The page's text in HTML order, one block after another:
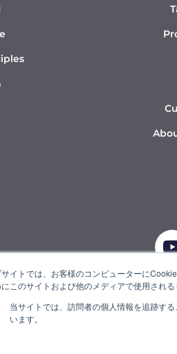
サイトでは、お客様のコンピューターに
このサイトおよび他のメディアで使用され
当サイトでは、訪問者の個人情報を追跡す
います。
t